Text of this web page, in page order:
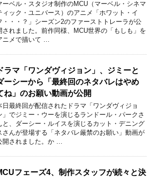
ーベル・スタジオ制作のMCU（マーベル・シネマ
ィック・ユニバース）のアニメ「ホワット・イ
・・・？」シーズン2のファーストトレーラが公
されました。前作同様、MCU世界の「もしも」を
ニメで描いて …
ドラマ「ワンダヴィジョン」、ジミーと
ーシーから「最終回のネタバレはやめ
ね」のお願い動画が公開
日最終回が配信されたドラマ「ワンダヴィジョ
」でジミー・ウーを演じるランドール・パークさ
と、ダーシー・ルイスを演じるカット・デニング
さんが登場する「ネタバレ厳禁のお願い」動画が
開されました。か …
フェーズ4、制作スタッフが続々と決